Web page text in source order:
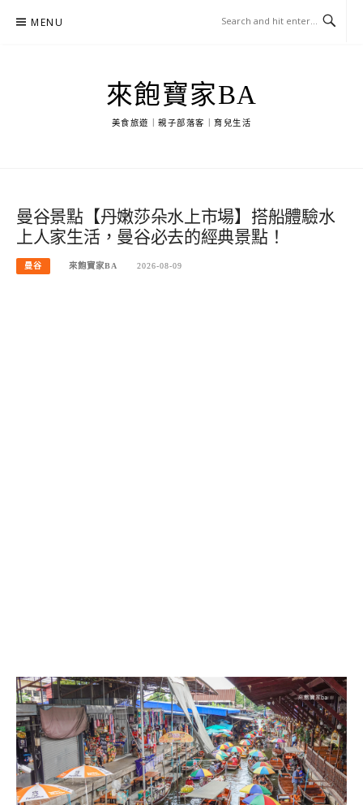
MENU
來飽寶家BA
美食旅遊｜親子部落客｜育兒生活
曼谷景點【丹嫩莎朵水上市場】搭船體驗水
上人家生活，曼谷必去的經典景點！
曼谷 來飽寶家BA 2026-08-09